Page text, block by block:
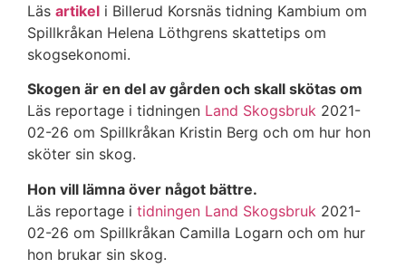
Läs artikel i Billerud Korsnäs tidning Kambium om
Spillkråkan Helena Löthgrens skattetips om
skogsekonomi.
Skogen är en del av gården och skall skötas om
Läs reportage i tidningen Land Skogsbruk 2021-
02-26 om Spillkråkan Kristin Berg och om hur hon
sköter sin skog.
Hon vill lämna över något bättre.
Läs reportage i tidningen Land Skogsbruk 2021-
02-26 om Spillkråkan Camilla Logarn och om hur
hon brukar sin skog.